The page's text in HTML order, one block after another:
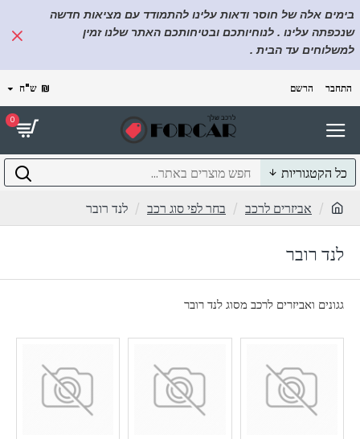
בימים אלה של חוסר ודאות עלינו להתמודד עם מציאות חדשה
שנכפתה עלינו . לנוחיותכם ובטיחותכם האתר שלנו זמין
למשלוחים עד הבית .
התחבר הרשם ₪ ש"ח
0
כל הקטגוריות
אביזרים לרכב בחר לפי סוג רכב לנד רובר
לנד רובר
גגונים ואביזרים לרכב מסוג לנד רובר